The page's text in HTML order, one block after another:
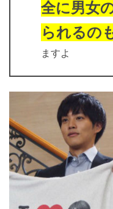
全に男女
られるの
ますよ